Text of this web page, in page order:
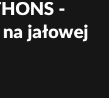
-
jałowej